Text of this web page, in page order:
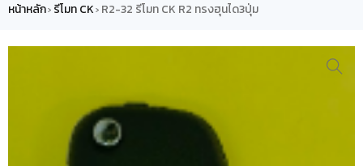
หน้าหลัก› รีโมท CK› R2-32 รีโมท CK R2 ทรงฮุนได3ปุ่ม